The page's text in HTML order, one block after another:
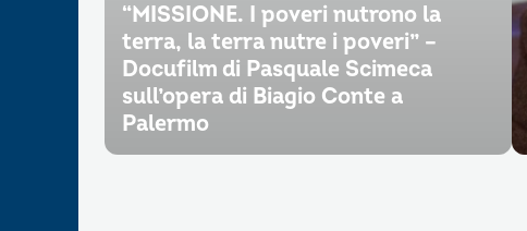
“MISSIONE. I poveri nutrono la
terra, la terra nutre i poveri” –
Docufilm di Pasquale Scimeca
sull’opera di Biagio Conte a
Palermo